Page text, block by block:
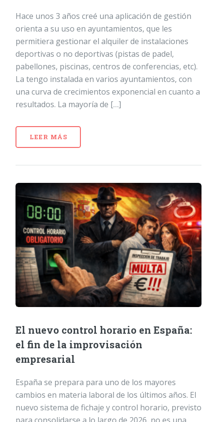
Hace unos 3 años creé una aplicación de gestión
orienta a su uso en ayuntamientos, que les
permitiera gestionar el alquiler de instalaciones
deportivas o no deportivas (pistas de padel,
pabellones, piscinas, centros de conferencias, etc).
La tengo instalada en varios ayuntamientos, con
una curva de crecimientos exponencial en cuanto a
resultados. La mayoría de […]
LEER MÁS
El nuevo control horario en España:
el fin de la improvisación
empresarial
España se prepara para uno de los mayores
cambios en materia laboral de los últimos años. El
nuevo sistema de fichaje y control horario, previsto